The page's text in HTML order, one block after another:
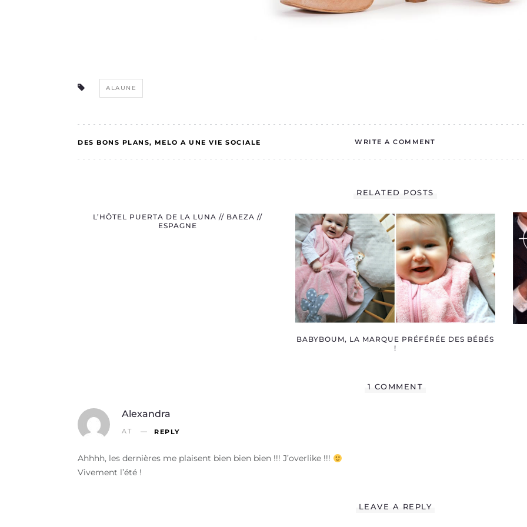
ALAUNE
DES BONS PLANS MELO A UNE VIE SOCIALE WRITE A COMMENT
RELATED POSTS
L’HÔTEL PUERTA DE LA LUNA // BAEZA //
ESPAGNE
BABYBOUM, LA MARQUE PRÉFÉRÉE DES BÉBÉS
!
1 COMMENT
Alexandra
AT REPLY
Ahhhh, les dernières me plaisent bien bien bien !!! J’overlike !!!
Vivement l’été !
LEAVE A REPLY